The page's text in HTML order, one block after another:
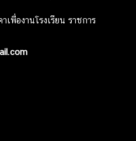
เพื่องานโรงเรียน ราชการ